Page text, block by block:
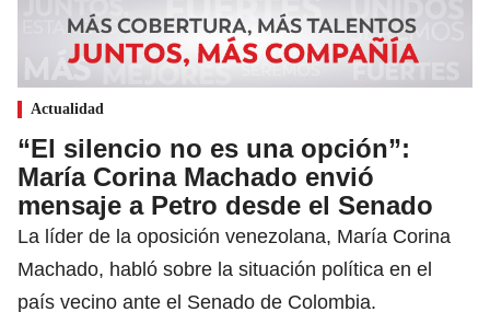
Actualidad
“El silencio no es una opción”:
María Corina Machado envió
mensaje a Petro desde el Senado
La líder de la oposición venezolana, María Corina
Machado, habló sobre la situación política en el
país vecino ante el Senado de Colombia.